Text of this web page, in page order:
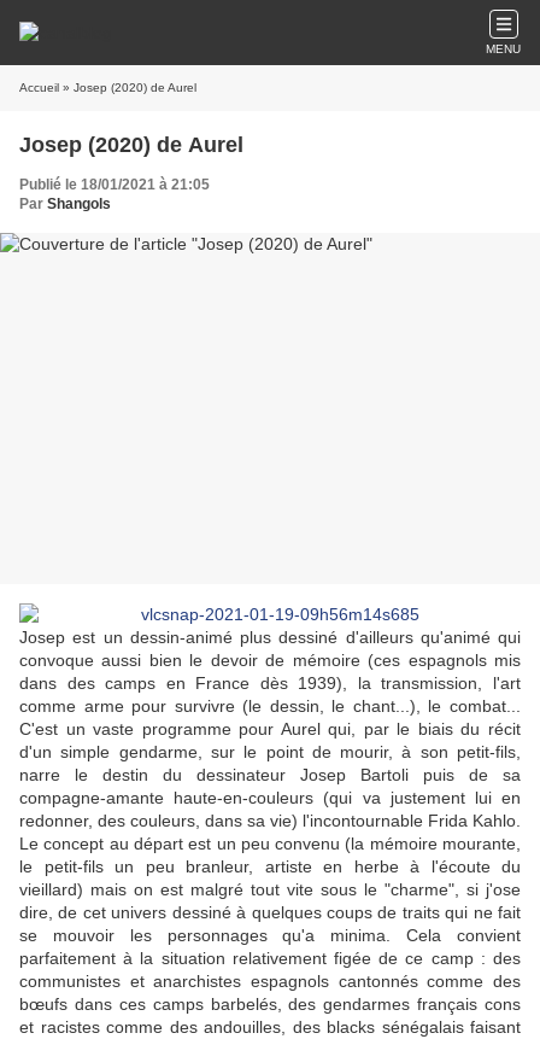
MENU
Accueil » Josep (2020) de Aurel
Josep (2020) de Aurel
Publié le 18/01/2021 à 21:05
Par Shangols
Josep est un dessin-animé plus dessiné d'ailleurs qu'animé qui
convoque aussi bien le devoir de mémoire (ces espagnols mis
dans des camps en France dès 1939), la transmission, l'art
comme arme pour survivre (le dessin, le chant...), le combat...
C'est un vaste programme pour Aurel qui, par le biais du récit
d'un simple gendarme, sur le point de mourir, à son petit-fils,
narre le destin du dessinateur Josep Bartoli puis de sa
compagne-amante haute-en-couleurs (qui va justement lui en
redonner, des couleurs, dans sa vie) l'incontournable Frida Kahlo.
Le concept au départ est un peu convenu (la mémoire mourante,
le petit-fils un peu branleur, artiste en herbe à l'écoute du
vieillard) mais on est malgré tout vite sous le "charme", si j'ose
dire, de cet univers dessiné à quelques coups de traits qui ne fait
se mouvoir les personnages qu'a minima. Cela convient
parfaitement à la situation relativement figée de ce camp : des
communistes et anarchistes espagnols cantonnés comme des
bœufs dans ces camps barbelés, des gendarmes français cons
et racistes comme des andouilles, des blacks sénégalais faisant